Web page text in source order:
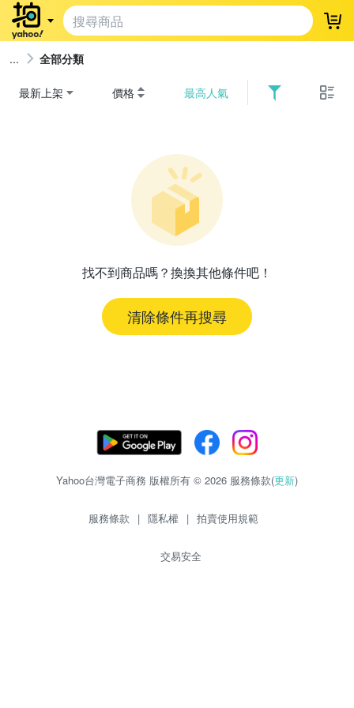
登
全部分類
最新上架 價格 最高人氣
找不到商品嗎？換換其他條件吧！
清除條件再搜尋
Yahoo台灣電子商務 版權所有 © 2026 服務條款(更新)
服務條款 | 隱私權 | 拍賣使用規範
交易安全